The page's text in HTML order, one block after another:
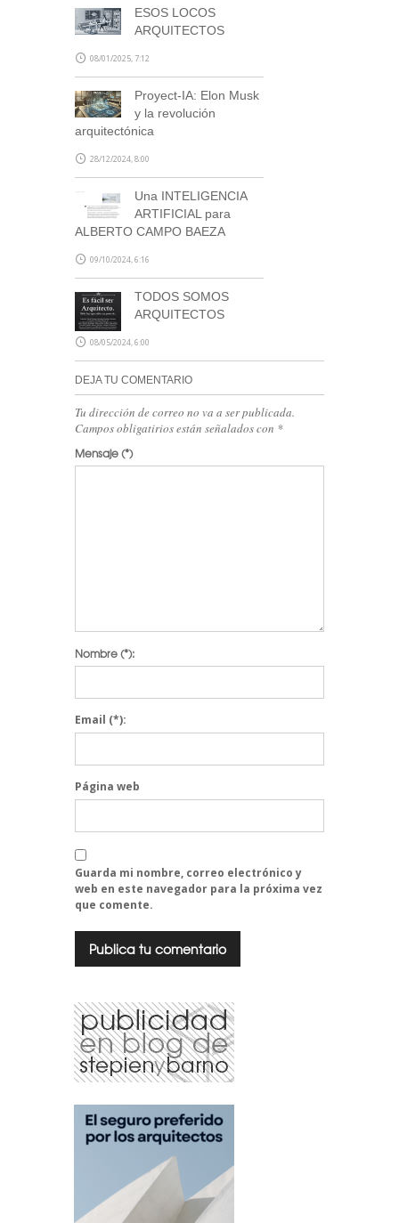
ESOS LOCOS
ARQUITECTOS
08/01/2025, 7:12
Proyect-IA: Elon Musk
y la revolución
arquitectónica
28/12/2024, 8:00
Una INTELIGENCIA
ARTIFICIAL para
ALBERTO CAMPO BAEZA
09/10/2024, 6:16
TODOS SOMOS
ARQUITECTOS
08/05/2024, 6:00
DEJA TU COMENTARIO
Tu dirección de correo no va a ser publicada.
Campos obligatirios están señalados con *
Mensaje(*)
Nombre(*):
Email (*):
Página web
Guarda mi nombre, correo electrónico y
web en este navegador para la próxima vez
que comente.